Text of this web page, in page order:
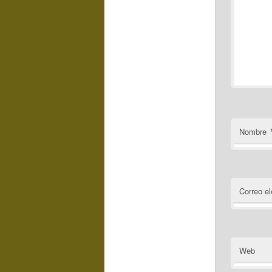
Nombre
Correo
Web